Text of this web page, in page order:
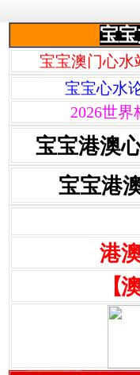
宝
宝宝澳门心水
宝宝心水
2026世
宝宝港澳
宝宝港
港
【